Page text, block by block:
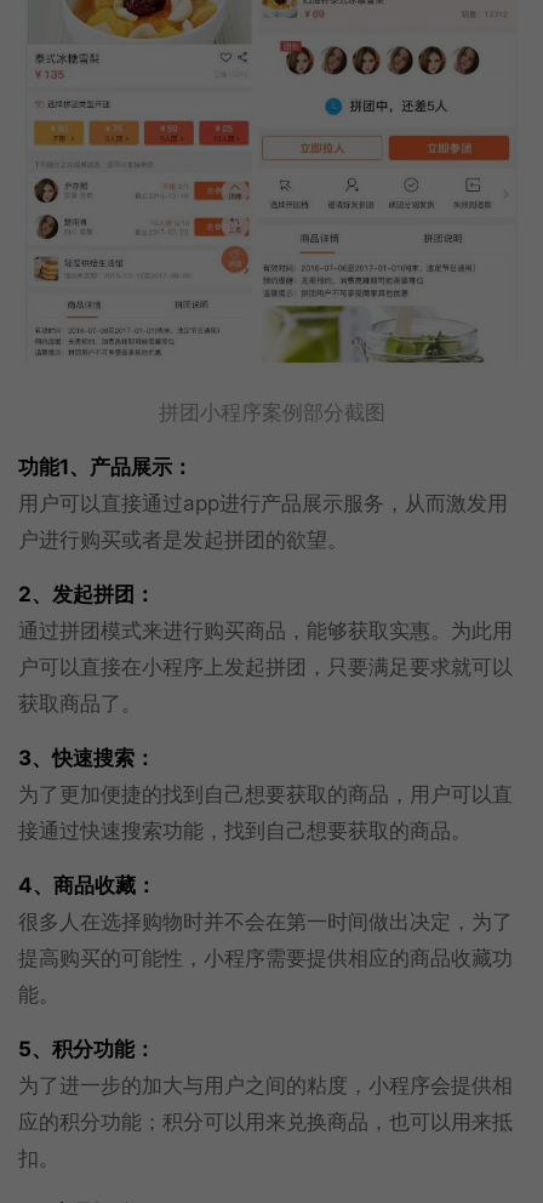
拼团小程序案例部分截图
功能1、产品展示：
用户可以直接通过app进行产品展示服务，从而激发用
户进行购买或者是发起拼团的欲望。
2、发起拼团：
通过拼团模式来进行购买商品，能够获取实惠。为此用
户可以直接在小程序上发起拼团，只要满足要求就可以
获取商品了。
3、快速搜索：
为了更加便捷的找到自己想要获取的商品，用户可以直
接通过快速搜索功能，找到自己想要获取的商品。
4、商品收藏：
很多人在选择购物时并不会在第一时间做出决定，为了
提高购买的可能性，小程序需要提供相应的商品收藏功
能。
5、积分功能：
为了进一步的加大与用户之间的粘度，小程序会提供相
应的积分功能；积分可以用来兑换商品，也可以用来抵
扣。